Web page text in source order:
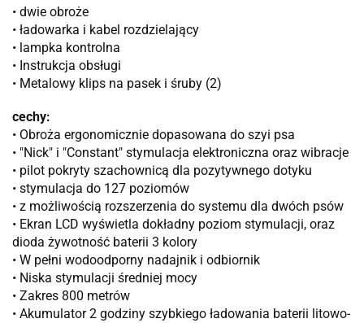
• dwie obroże
• ładowarka i kabel rozdzielający
• lampka kontrolna
• Instrukcja obsługi
• Metalowy klips na pasek i śruby (2)
cechy:
• Obroża ergonomicznie dopasowana do szyi psa
• "Nick" i "Constant" stymulacja elektroniczna oraz wibracje
• pilot pokryty szachownicą dla pozytywnego dotyku
• stymulacja do 127 poziomów
• z możliwością rozszerzenia do systemu dla dwóch psów
• Ekran LCD wyświetla dokładny poziom stymulacji, oraz
dioda żywotność baterii 3 kolory
• W pełni wodoodporny nadajnik i odbiornik
• Niska stymulacji średniej mocy
• Zakres 800 metrów
• Akumulator 2 godziny szybkiego ładowania baterii litowo-